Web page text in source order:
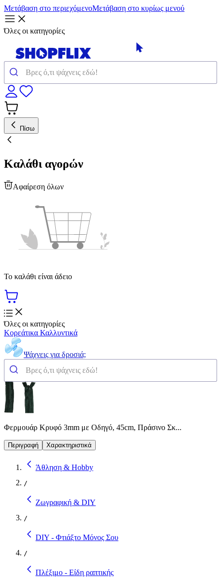
Μετάβαση στο περιεχόμενοΜετάβαση στο κυρίως μενού
Όλες οι κατηγορίες
Πίσω
Καλάθι αγορών
Αφαίρεση όλων
Το καλάθι είναι άδειο
Όλες οι κατηγορίες
Κορεάτικα Καλλυντικά
Ψάχνεις για δροσιά;
Φερμουάρ Κρυφό 3mm με Οδηγό, 45cm, Πράσινο Σκ...
Περιγραφή Χαρακτηριστικά
Άθληση & Hobby
/
Ζωγραφική & DIY
/
DIY - Φτιάξτο Μόνος Σου
/
Πλέξιμο - Είδη ραπτικής